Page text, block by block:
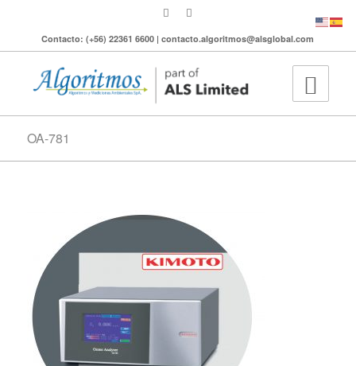
Contacto: (+56) 22361 6600 | contacto.algoritmos@alsglobal.com
OA-781